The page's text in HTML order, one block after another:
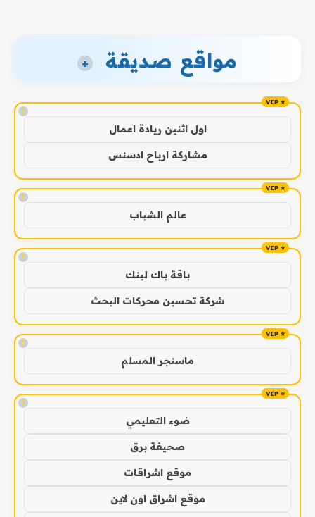
مواقع صديقة +
!
اول اثنين ريادة اعمال
مشاركة ارباح ادسنس
!
عالم الشباب
!
باقة باك لينك
شركة تحسين محركات البحث
!
ماسنجر المسلم
!
ضوء التعليمي
صحيفة برق
موقع اشراقات
موقع اشراق اون لاين